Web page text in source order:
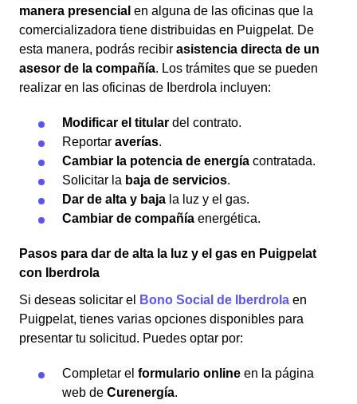
manera presencial en alguna de las oficinas que la
comercializadora tiene distribuidas en Puigpelat. De
esta manera, podrás recibir asistencia directa de un
asesor de la compañía. Los trámites que se pueden
realizar en las oficinas de Iberdrola incluyen:
Modificar el titular del contrato.
Reportar averías.
Cambiar la potencia de energía contratada.
Solicitar la baja de servicios.
Dar de alta y baja la luz y el gas.
Cambiar de compañía energética.
Pasos para dar de alta la luz y el gas en Puigpelat
con Iberdrola
Si deseas solicitar el
Bono Social de Iberdrola en
Puigpelat, tienes varias opciones disponibles para
presentar tu solicitud. Puedes optar por:
Completar el formulario online en la página
web de Curenergía.